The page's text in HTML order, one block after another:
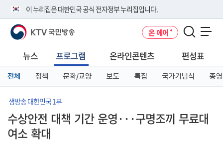
이 누리집은 대한민국 공식 전자정부 누리집입니다.
공식 누리집 주소 확인하기
니다.
이밖에 or.kr 또는 .kr등 다른 도메인 주소를 사용하고 있다면 아래 URL에
서 도메인 주소를 확인해 보세요
KTV 국민방송 온 에어
뉴스 프로그램 온라인콘텐츠 편성표
전체 정책 문화/교양 보도 특집 국가기념식 종영
생방송 대한민국 1부
수상안전 대책 기간 운영···구명조끼 무료대
여소 확대